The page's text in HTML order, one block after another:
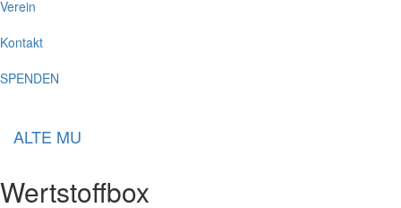
Verein
Kontakt
SPENDEN
ALTE MU
Wertstoffbox